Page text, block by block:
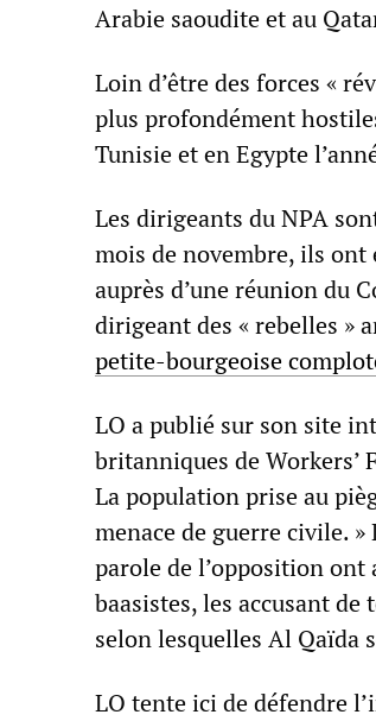
Arabie saoudite et au
Loin d’être des forces «
plus profondément
Tunisie et en Egypte
Les dirigeants du NPA
mois de novembre, ils
auprès d’une réunion du
dirigeant des « rebelles »
petite-bourgeoise
LO a publié sur son site
britanniques de Workers’
La population prise au
menace de guerre civile.
parole de l’opposition
baasistes, les accusant
selon lesquelles Al Qaïda
LO tente ici de défendre